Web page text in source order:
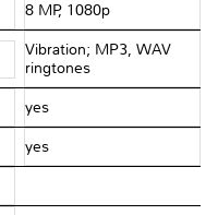
8 MP, 1080p
Vibration; MP3, WAV
ringtones
yes
yes